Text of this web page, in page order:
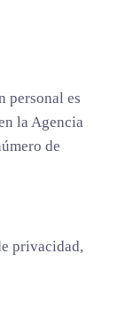
personal es
la Agencia
de
privacidad,